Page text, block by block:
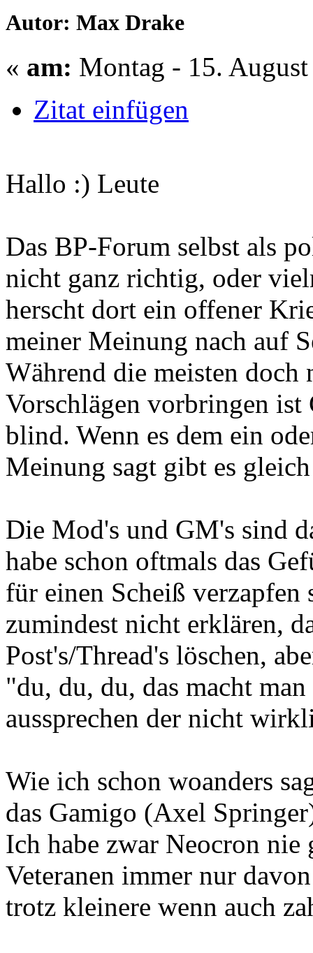
Autor: Max Drake
« am: Montag - 15.
Zitat einfügen
Hallo :) Leute
Das BP-Forum selbst als
nicht ganz richtig, oder
herscht dort ein offener
meiner Meinung nach auf
Während die meisten
Vorschlägen vorbringen
blind. Wenn es dem ein
Meinung sagt gibt es
Die Mod's und GM's sind
habe schon oftmals das
für einen Scheiß
zumindest nicht erklären,
Post's/Thread's löschen,
"du, du, du, das macht
aussprechen der nicht
Wie ich schon woanders
das Gamigo (Axel
Ich habe zwar Neocron
Veteranen immer nur
trotz kleinere wenn auch